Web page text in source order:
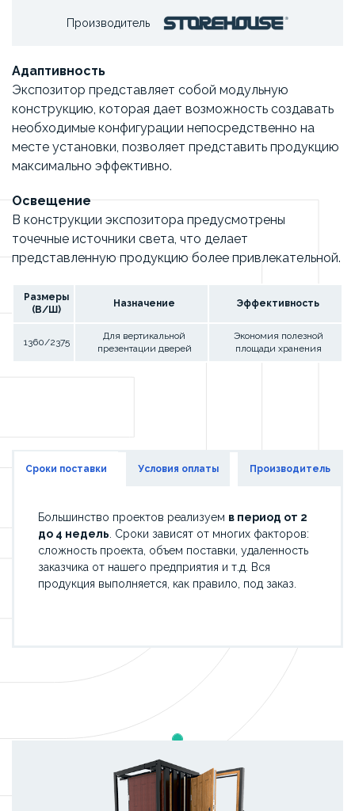
Производитель
Адаптивность
Экспозитор представляет собой модульную
конструкцию, которая дает возможность создавать
необходимые конфигурации непосредственно на
месте установки, позволяет представить продукцию
максимально эффективно.
Освещение
В конструкции экспозитора предусмотрены
точечные источники света, что делает
представленную продукцию более привлекательной.
Размеры
(В/Ш)
Назначение Эффективность
1360/2375
Для вертикальной
презентации дверей
Экономия полезной
площади хранения
Сроки поставки Условия оплаты Производитель
Большинство проектов реализуем в период от 2
до 4 недель . Сроки зависят от многих факторов:
сложность проекта, объем поставки, удаленность
заказчика от нашего предприятия и т.д. Вся
продукция выполняется, как правило, под заказ.